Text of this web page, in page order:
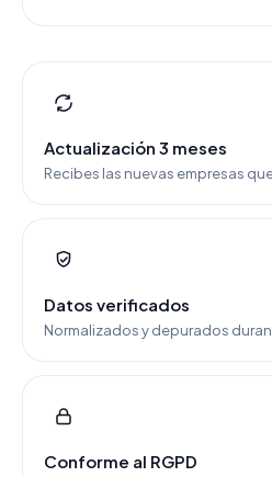
Actualización 3 meses
Recibes las nuevas empresas
Datos verificados
Normalizados y depurados
Conforme al RGPD